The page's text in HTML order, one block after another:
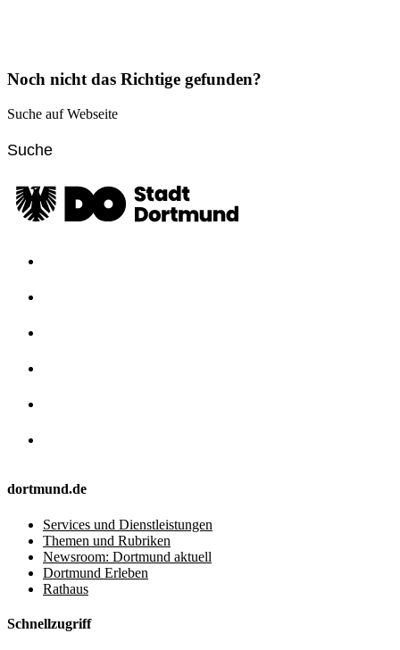
Noch nicht das Richtige gefunden?
Suche auf Webseite
dortmund.de
Services und Dienstleistungen
Themen und Rubriken
Newsroom: Dortmund aktuell
Dortmund Erleben
Rathaus
Schnellzugriff